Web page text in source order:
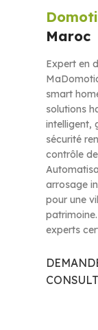
Maroc
Expert en
smart
solutions
intelligent,
sécurité
contrôle
arrosage
pour une
experts